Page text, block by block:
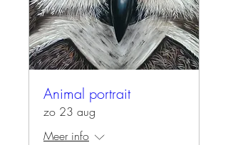
Animal portrait
zo 23 aug
Meer info